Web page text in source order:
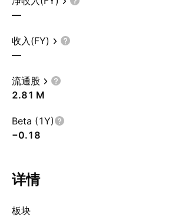
—
收入(FY)
—
流通股
‪2.81 M‬
Beta (1Y)
−0.18
详情
板块